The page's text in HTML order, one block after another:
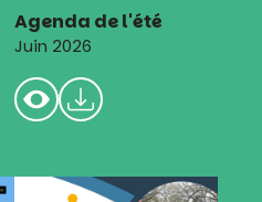
Agenda de l'été
Juin 2026